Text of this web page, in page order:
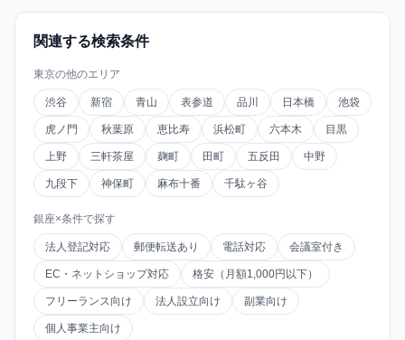
関連する検索条件
東京の他のエリア
渋谷 新宿 青山 表参道 品川 日本橋 池袋
虎ノ門 秋葉原 恵比寿 浜松町 六本木 目黒
上野 三軒茶屋 麹町 田町 五反田 中野
九段下 神保町 麻布十番 千駄ヶ谷
銀座×条件で探す
法人登記対応 郵便転送あり 電話対応 会議室付き
EC・ネットショップ対応 格安（月額1,000円以下）
フリーランス向け 法人設立向け 副業向け
個人事業主向け